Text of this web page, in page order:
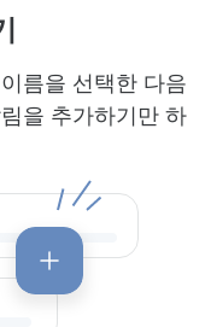
름을 선택한 다음
을 추가하기만 하